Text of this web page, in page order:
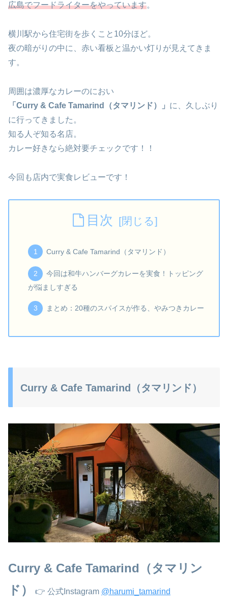
広島でフードライターをやっています。
横川駅から住宅街を歩くこと10分ほど。
夜の暗がりの中に、赤い看板と温かい灯りが見えてきま
す。
周囲は濃厚なカレーのにおい
「Curry & Cafe Tamarind（タマリンド）」 に、久しぶり
に行ってきました。
知る人ぞ知る名店。
カレー好きなら絶対要チェックです！！
今回も店内で実食レビューです！
目次
Curry & Cafe Tamarind（タマリンド）
今回は和牛ハンバーグカレーを実食！トッピング
が悩ましすぎる
まとめ：20種のスパイスが作る、やみつきカレー
Curry & Cafe Tamarind（タマリンド）
Curry & Cafe Tamarind（タマリン
ド）
👉 公式Instagram @harumi_tamarind